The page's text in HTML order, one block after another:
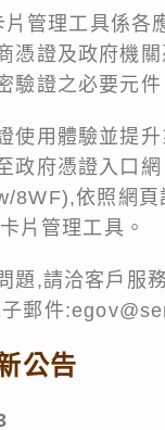
管理工具係各
憑證及政府機
驗證之必要元件
使用體驗並提
政府憑證入口網
8WF),依照網頁
片管理工具。
題,請洽客戶服
郵件
公告